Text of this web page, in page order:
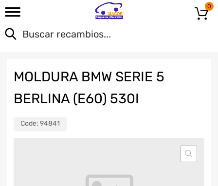
0
MOLDURA BMW SERIE 5
BERLINA (E60) 530I
Code: 94841